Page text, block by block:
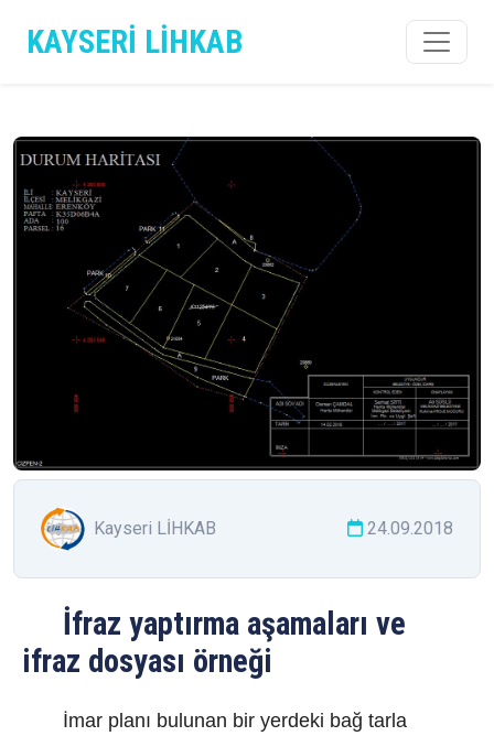
KAYSERİ LİHKAB
Kayseri LİHKAB 24.09.2018
İfraz yaptırma aşamaları ve
ifraz dosyası örneği
İmar planı bulunan bir yerdeki bağ tarla